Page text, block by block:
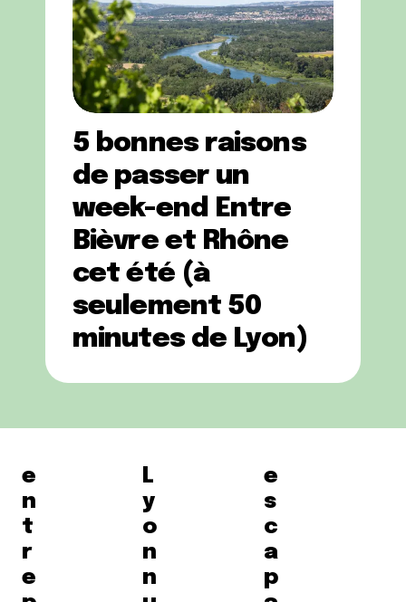
5 bonnes raisons
de passer un
week-end Entre
Bièvre et Rhône
cet été (à
seulement 50
minutes de Lyon)
e
n
t
r
e
L
y
o
n
n
e
s
c
a
p